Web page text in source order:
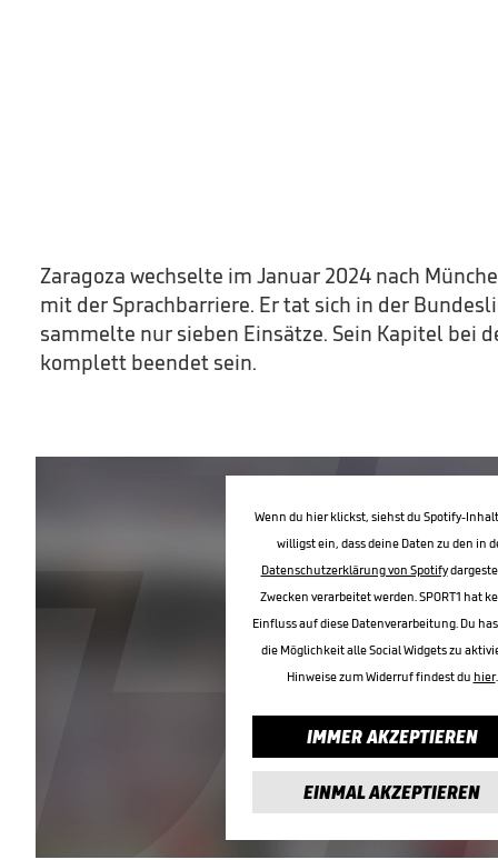
Zaragoza wechselte im Januar 2024 nach
mit der Sprachbarriere. Er tat sich in der
sammelte nur sieben Einsätze. Sein Kapitel bei
komplett beendet sein.
Wenn du hier klickst, siehst du Spotify-
willigst ein, dass deine Daten zu den in
Datenschutzerklärung von Spotify
Zwecken verarbeitet werden. SPORT1 hat
Einfluss auf diese Datenverarbeitung. Du
die Möglichkeit alle Social Widgets zu
Hinweise zum Widerruf findest du hier.
IMMER AKZEPTIEREN
EINMAL AKZEPTIEREN